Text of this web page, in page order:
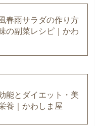
春雨サラダの作り方
の副菜レシピ｜かわ
能とダイエット・美
養｜かわしま屋